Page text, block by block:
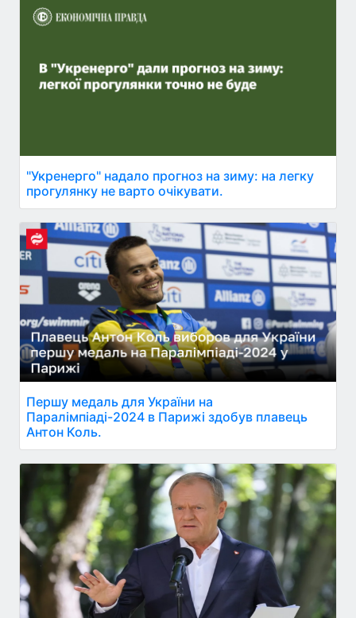
"Укренерго" надало прогноз на зиму: на легку
прогулянку не варто очікувати.
Першу медаль для України на
Паралімпіаді-2024 в Парижі здобув плавець
Антон Коль.